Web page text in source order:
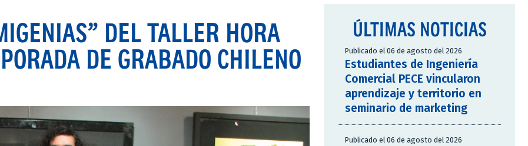
DEL TALLER HORA
DE GRABADO CHILENO
ÚLTIMAS NOTICIAS
Publicado el 06 de agosto del 2026
Estudiantes de Ingeniería
Comercial PECE vincularon
aprendizaje y territorio en
seminario de marketing
Publicado el 06 de agosto del 2026